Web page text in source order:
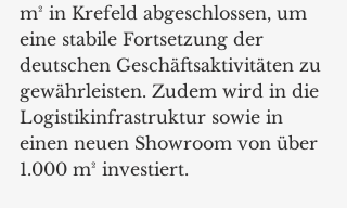
m² in Krefeld abgeschlossen, um
eine stabile Fortsetzung der
deutschen Geschäftsaktivitäten zu
gewährleisten. Zudem wird in die
Logistikinfrastruktur sowie in
einen neuen Showroom von über
1.000 m² investiert.